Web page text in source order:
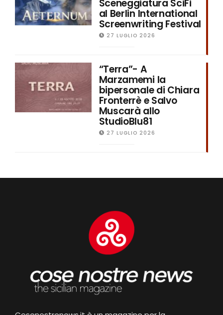
Sceneggiatura SciFi
al Berlin International
Screenwriting Festival
27 LUGLIO 2026
“Terra”- A
Marzamemi la
bipersonale di Chiara
Fronterrè e Salvo
Muscarà allo
StudioBlu81
27 LUGLIO 2026